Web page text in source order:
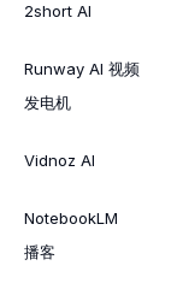
2short AI
Runway AI 视频
发电机
Vidnoz AI
NotebookLM
播客